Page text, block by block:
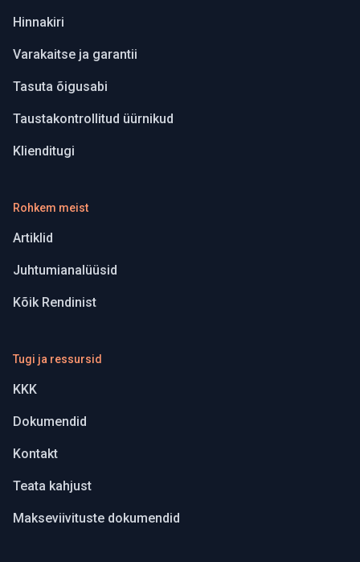
Hinnakiri
Varakaitse ja garantii
Tasuta õigusabi
Taustakontrollitud üürnikud
Klienditugi
Rohkem meist
Artiklid
Juhtumianalüüsid
Kõik Rendinist
Tugi ja ressursid
KKK
Dokumendid
Kontakt
Teata kahjust
Makseviivituste dokumendid